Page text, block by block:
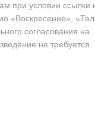
при условии ссылки
«Воскресение»,
согласования на
не требуется.